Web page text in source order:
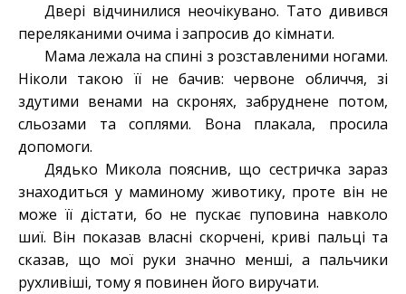
Двері відчинилися неочікувано. Тато дивився
переляканими очима і запросив до кімнати.
Мама лежала на спині з розставленими ногами.
Ніколи такою її не бачив: червоне обличчя, зі
здутими венами на скронях, забруднене потом,
сльозами та соплями. Вона плакала, просила
допомоги.
Дядько Микола пояснив, що сестричка зараз
знаходиться у маминому животику, проте він не
може її дістати, бо не пускає пуповина навколо
шиї. Він показав власні скорчені, криві пальці та
сказав, що мої руки значно менші, а пальчики
рухливіші, тому я повинен його виручати.